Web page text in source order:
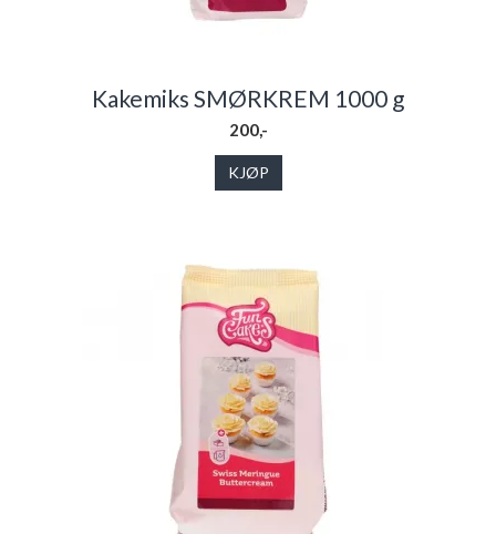
Kakemiks SMØRKREM 1000 g
200,-
KJØP